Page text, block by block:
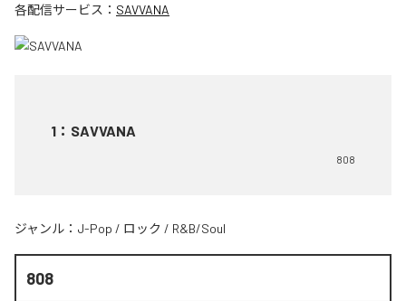
各配信サービス： SAVVANA
1 ： SAVVANA
808
ジャンル： J-Pop / ロック / R&B/Soul
808